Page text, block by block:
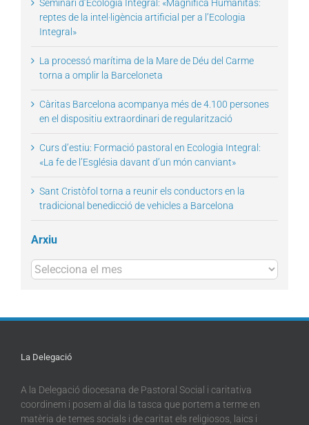
Seminari d’Ecologia Integral: «Magnifica Humanitas:
reptes de la intel·ligència artificial per a l’Ecologia
Integral»
La processó marítima de la Mare de Déu del Carme
torna a omplir la Barceloneta
Càritas Barcelona acompanya més de 4.100 persones
en el dispositiu extraordinari de regularització
Curs d’estiu: Formació pastoral en Ecologia Integral:
«La fe de l’Església davant d’un món canviant»
Sant Cristòfol torna a reunir els conductors en la
tradicional benedicció de vehicles a Barcelona
Arxiu
Arxius
La Delegació
A la Delegació diocesana de Pastoral Social i caritativa
coordinem i posem al dia la tasca que portem a terme en
matèria de temes socials i de caritat els religiosos, laics i